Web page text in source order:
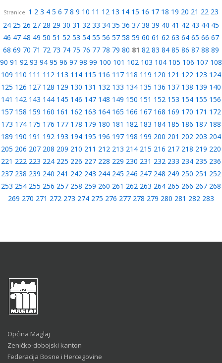
Stranice: 1 2 3 4 5 6 7 8 9 10 11 12 13 14 15 16 17 18 19 20 21 22 23
24 25 26 27 28 29 30 31 32 33 34 35 36 37 38 39 40 41 42 43 44 45
46 47 48 49 50 51 52 53 54 55 56 57 58 59 60 61 62 63 64 65 66 67
68 69 70 71 72 73 74 75 76 77 78 79 80 81 82 83 84 85 86 87 88 89
90 91 92 93 94 95 96 97 98 99 100 101 102 103 104 105 106 107 108
109 110 111 112 113 114 115 116 117 118 119 120 121 122 123 124
125 126 127 128 129 130 131 132 133 134 135 136 137 138 139 140
141 142 143 144 145 146 147 148 149 150 151 152 153 154 155 156
157 158 159 160 161 162 163 164 165 166 167 168 169 170 171 172
173 174 175 176 177 178 179 180 181 182 183 184 185 186 187 188
189 190 191 192 193 194 195 196 197 198 199 200 201 202 203 204
205 206 207 208 209 210 211 212 213 214 215 216 217 218 219 220
221 222 223 224 225 226 227 228 229 230 231 232 233 234 235 236
237 238 239 240 241 242 243 244 245 246 247 248 249 250 251 252
253 254 255 256 257 258 259 260 261 262 263 264 265 266 267 268
269 270 271 272 273 274 275 276 277 278 279 280 281 282 283
Općina Maglaj
Zeničko-dobojski kanton
Federacija Bosne i Hercegovine